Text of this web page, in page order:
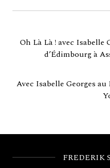
Oh Là Là ! avec Isabelle
d’Édimbourg à
Avec Isabelle Georges au
FREDERIK